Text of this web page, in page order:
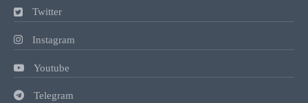
Twitter
Instagram
Youtube
Telegram